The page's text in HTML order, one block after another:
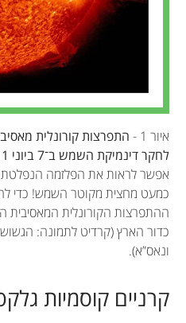
איור 1 -
התפרצות קורונלית
לחקר דינמיקת השמש ב־7 ביוני 2011
אפשר לראות את הפלזמה הנפלטת
כמעט מחצית מקוטר השמש! כדי
כדור הארץ (קרדיט לתמונה:
ונאס”א).
קרניים קוסמיות